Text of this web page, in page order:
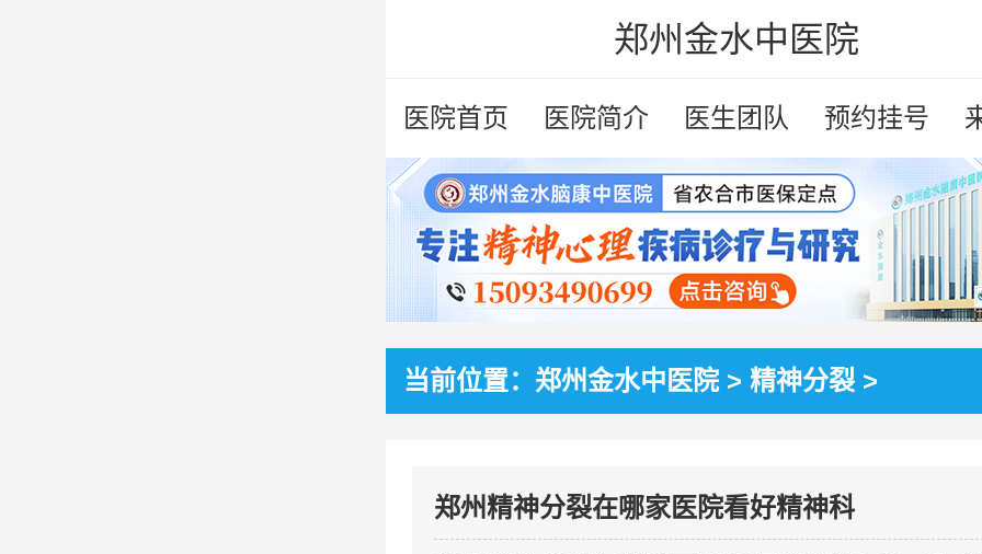
郑州金水中医院
医院首页 医院简介 医生团队 预约挂号
当前位置： 郑州金水中医院> 精神分裂 >
郑州精神分裂在哪家医院看好精神科